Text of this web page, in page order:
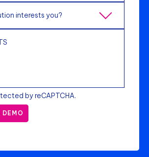
by reCAPTCHA.
DEMO